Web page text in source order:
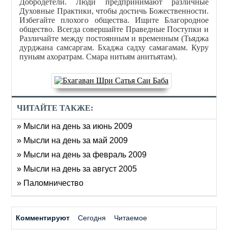
Добродетели. Люди предпринимают различные
Духовные Практики, чтобы достичь Божественности.
Избегайте плохого общества. Ищите Благородное
общество. Всегда совершайте Праведные Поступки и
Различайте между постоянным и временным (Тьяджа
дурджана самсаргам. Бхаджа садху самагамам. Куру
пуньям ахоратрам. Смара нитьям анитьятам).
ЧИТАЙТЕ ТАКЖЕ:
» Мысли на день за июнь 2009
» Мысли на день за май 2009
» Мысли на день за февраль 2009
» Мысли на день за август 2005
» Паломничество
Комментируют Сегодня Читаемое